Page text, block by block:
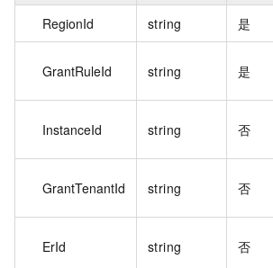
RegionId string 是
GrantRuleId string 是
InstanceId string 否
GrantTenantId string 否
ErId string 否